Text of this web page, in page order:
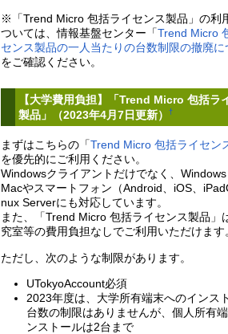
※「Trend Micro 包括ライセンス製品」の利
ついては、情報基盤センター「Trend Micro
センス製品の一人当たりの台数制限の撤廃に
をご確認ください。
【大学費用負担】「Trend Micro 包括ラ
製品」（2023年4月7日更新）†
まずはこちらの「Trend Micro 包括ライセン
を優先的にご利用ください。
Windowsクライアントだけでなく、
Macやスマートフォン（Android、iOS、
nux Serverにも対応しています。
また、「Trend Micro 包括ライセンス製品」
究室等の費用負担なしでご利用いただけます
ただし、次のような制限があります。
UTokyoAccount必須
2023年度は、大学所有端末へのインス
台数の制限はありませんが、個人所有
ンストールは2台まで